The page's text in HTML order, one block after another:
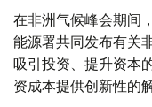
在非洲气候峰会期间
能源署共同发布有关
吸引投资、提升资本
资成本提供创新性的